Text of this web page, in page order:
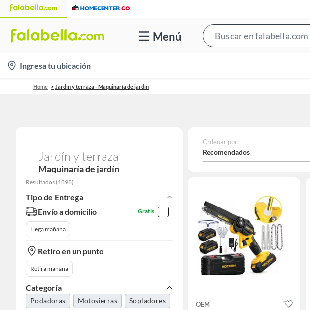
Menú
location-
icon
Ingresa tu ubicación
Home Jardín y terraza - Maquinaría de jardín
Jardín y terraza
Maquinaría de jardín
Resultados (1898)
Tipo de Entrega
Envío a domicilio
Gratis
Llega mañana
Retiro en un punto
Retira mañana
Categoría
Podadoras Motosierras Sopladores
Ordenar por:
Recomendados
OEM